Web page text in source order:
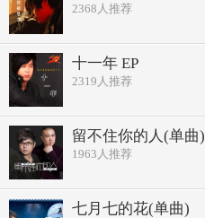
2368 人推荐
十一年 EP
2319 人推荐
留不住你的人(单曲)
1963 人推荐
七月七的花(单曲)